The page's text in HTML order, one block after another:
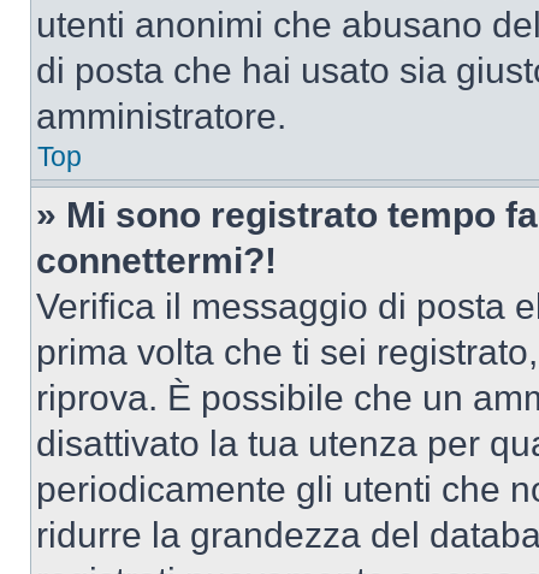
utenti anonimi che abusano
di posta che hai usato sia
amministratore.
Top
» Mi sono registrato tempo
connettermi?!
Verifica il messaggio di posta
prima volta che ti sei
riprova. È possibile che un
disattivato la tua utenza per
periodicamente gli utenti che
ridurre la grandezza del